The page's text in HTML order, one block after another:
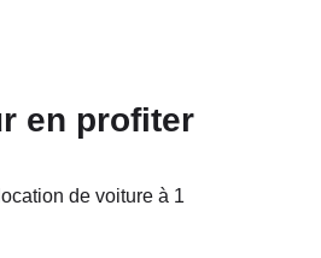
en profiter
de voiture à 1